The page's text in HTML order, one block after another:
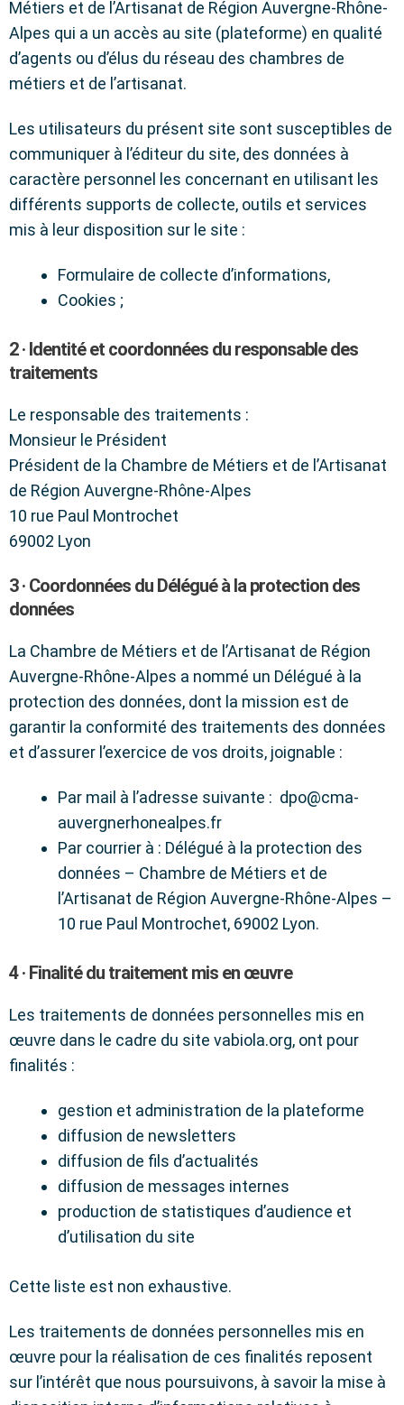
Métiers et de l’Artisanat de Région Auvergne-Rhône-
Alpes qui a un accès au site (plateforme) en qualité
d’agents ou d’élus du réseau des chambres de
métiers et de l’artisanat.
Les utilisateurs du présent site sont susceptibles de
communiquer à l’éditeur du site, des données à
caractère personnel les concernant en utilisant les
différents supports de collecte, outils et services
mis à leur disposition sur le site :
Formulaire de collecte d’informations,
Cookies ;
2 · Identité et coordonnées du responsable des
traitements
Le responsable des traitements :
Monsieur le Président
Président de la Chambre de Métiers et de l’Artisanat
de Région Auvergne-Rhône-Alpes
10 rue Paul Montrochet
69002 Lyon
3 · Coordonnées du Délégué à la protection des
données
La Chambre de Métiers et de l’Artisanat de Région
Auvergne-Rhône-Alpes a nommé un Délégué à la
protection des données, dont la mission est de
garantir la conformité des traitements des données
et d’assurer l’exercice de vos droits, joignable :
Par mail à l’adresse suivante : dpo@cma-
auvergnerhonealpes.fr
Par courrier à : Délégué à la protection des
données – Chambre de Métiers et de
l’Artisanat de Région Auvergne-Rhône-Alpes –
10 rue Paul Montrochet, 69002 Lyon.
4 · Finalité du traitement mis en œuvre
Les traitements de données personnelles mis en
œuvre dans le cadre du site vabiola.org, ont pour
finalités :
gestion et administration de la plateforme
diffusion de newsletters
diffusion de fils d’actualités
diffusion de messages internes
production de statistiques d’audience et
d’utilisation du site
Cette liste est non exhaustive.
Les traitements de données personnelles mis en
œuvre pour la réalisation de ces finalités reposent
sur l’intérêt que nous poursuivons, à savoir la mise à